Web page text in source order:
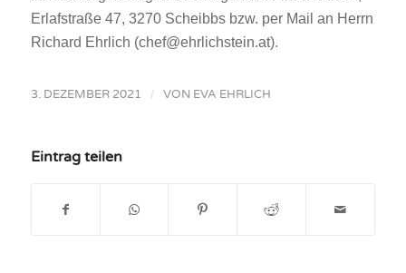
Erlafstraße 47, 3270 Scheibbs bzw. per Mail an Herrn
Richard Ehrlich (chef@ehrlichstein.at).
3. DEZEMBER 2021 / VON EVA EHRLICH
Eintrag teilen